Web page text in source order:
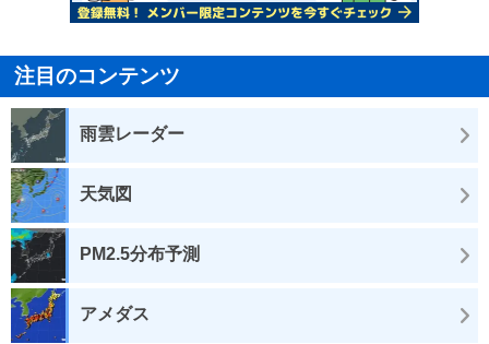
注目のコンテンツ
雨雲レーダー
天気図
PM2.5分布予測
アメダス